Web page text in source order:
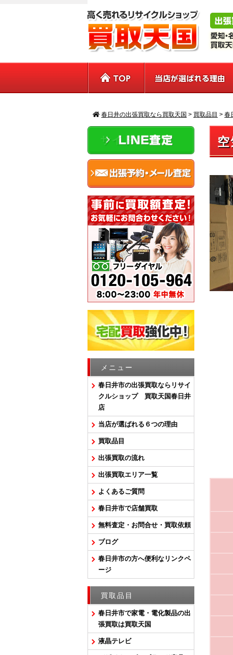
春日井の出張買取なら買取天国 > 買取品目 > 春
サイドバー
メニュー
春日井市の出張買取ならリサイ
クルショップ 買取天国春日井
店
当店が選ばれる６つの理由
買取品目
出張買取の流れ
出張買取エリア一覧
よくあるご質問
春日井市で店舗買取
無料査定・お問合せ・買取依頼
ブログ
春日井市の方へ便利なリンクペ
ージ
買取品目
春日井市で家電・電化製品の出
張買取は買取天国
液晶テレビ